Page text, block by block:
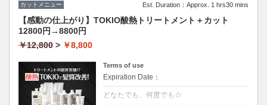
カットメニュー Est. Duration：Approx. 1 hrs30 mins
【感動の仕上がり】TOKIO酸熱トリートメント＋カット
12800円→8800円
￥12,800 > ￥8,800
Terms of use
Expiration Date：
どなたでも、何度でも☆